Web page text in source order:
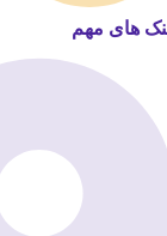
های مهم